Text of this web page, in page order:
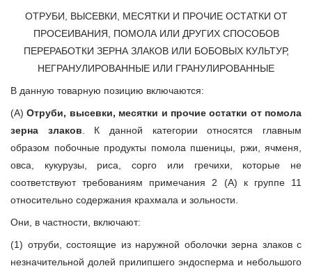
ОТРУБИ, ВЫСЕВКИ, МЕСЯТКИ И ПРОЧИЕ ОСТАТКИ ОТ
ПРОСЕИВАНИЯ, ПОМОЛА ИЛИ ДРУГИХ СПОСОБОВ
ПЕРЕРАБОТКИ ЗЕРНА ЗЛАКОВ ИЛИ БОБОВЫХ КУЛЬТУР,
НЕГРАНУЛИРОВАННЫЕ ИЛИ ГРАНУЛИРОВАННЫЕ
В данную товарную позицию включаются:
(А)Отруби, высевки, месятки и прочие остатки от помола
зерна злаков . К данной категории относятся главным
образом побочные продукты помола пшеницы, ржи, ячменя,
овса, кукурузы, риса, сорго или гречихи, которые не
соответствуют требованиям примечания 2 (А) к группе 11
относительно содержания крахмала и зольности.
Они, в частности, включают:
(1) отруби, состоящие из наружной оболочки зерна злаков с
незначительной долей прилипшего эндосперма и небольшого